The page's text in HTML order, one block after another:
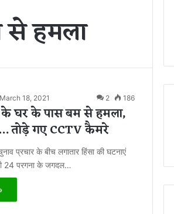
से हमला
March 18, 2021 2 186
के घर के पास बम से हमला,
तोड़े गए CCTV कैमरे
प्रचार के बीच लगातार हिंसा की घटनाएं
24 परगना के जगदल…